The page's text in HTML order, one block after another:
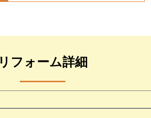
リフォーム詳細